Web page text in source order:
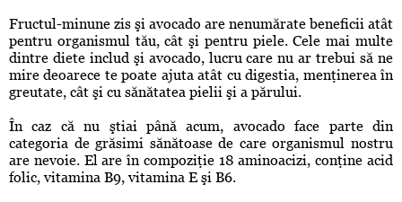
Fructul-minune zis şi avocado are nenumărate beneficii atât
pentru organismul tău, cât şi pentru piele. Cele mai multe
dintre diete includ şi avocado, lucru care nu ar trebui să ne
mire deoarece te poate ajuta atât cu digestia, menţinerea în
greutate, cât şi cu sănătatea pielii şi a părului.
În caz că nu ştiai până acum, avocado face parte din
categoria de grăsimi sănătoase de care organismul nostru
are nevoie. El are în compoziţie 18 aminoacizi, conţine acid
folic, vitamina B9, vitamina E şi B6.